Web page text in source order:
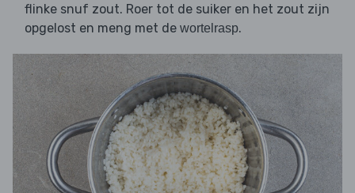
flinke snuf zout. Roer tot de suiker en het zout zijn
opgelost en meng met de wortelrasp.